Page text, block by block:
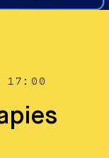
17:00